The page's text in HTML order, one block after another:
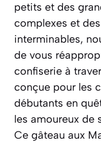
petits et des
complexes et
interminables,
de vous
confiserie à
conçue pour les
débutants en
les amoureux de
Ce gâteau aux